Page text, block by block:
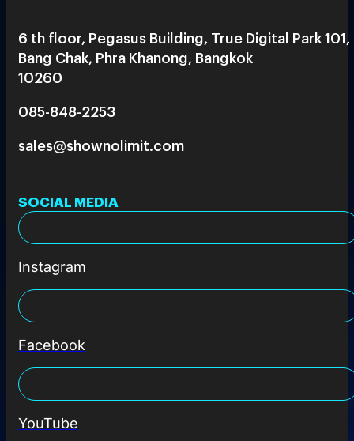
6 th floor, Pegasus Building, True Digital Park 101,
Bang Chak, Phra Khanong, Bangkok
10260
085-848-2253
sales@shownolimit.com
SOCIAL MEDIA
Instagram
Facebook
YouTube